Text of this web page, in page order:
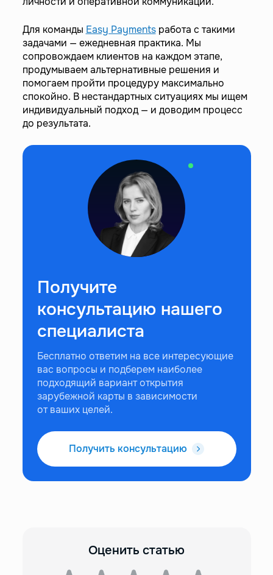
Для команды Easy Paymentsработа с такими
задачами — ежедневная практика. Мы
сопровождаем клиентов на каждом этапе,
продумываем альтернативные решения и
помогаем пройти процедуру максимально
спокойно. В нестандартных ситуациях мы ищем
индивидуальный подход — и доводим процесс
до результата.
Получите
консультацию нашего
специалиста
Бесплатно ответим на все интересующие
вас вопросы и подберем наиболее
подходящий вариант открытия
зарубежной карты в зависимости
от ваших целей.
Получить консультацию
Оценить статью